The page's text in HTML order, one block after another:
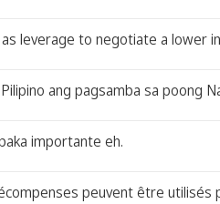
leverage to negotiate a lower
ang pagsamba sa poong
importante eh.
peuvent être